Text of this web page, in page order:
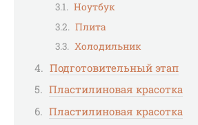
Ноутбук
Плита
Холодильник
Подготовительный этап
Пластилиновая красотка
Пластилиновая красотка